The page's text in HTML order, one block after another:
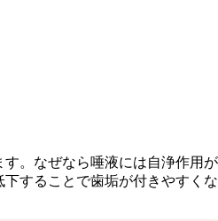
。なぜなら唾液には自浄作用
することで歯垢が付きやすくな